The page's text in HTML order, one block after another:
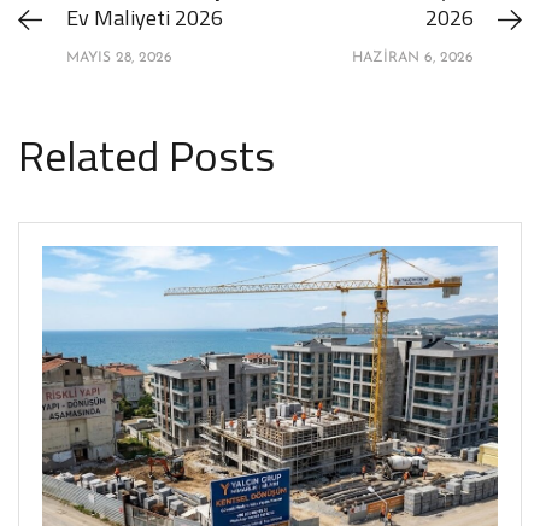
Ev Maliyeti 2026
MAYIS 28, 2026
2026
HAZIRAN 6, 2026
Related Posts